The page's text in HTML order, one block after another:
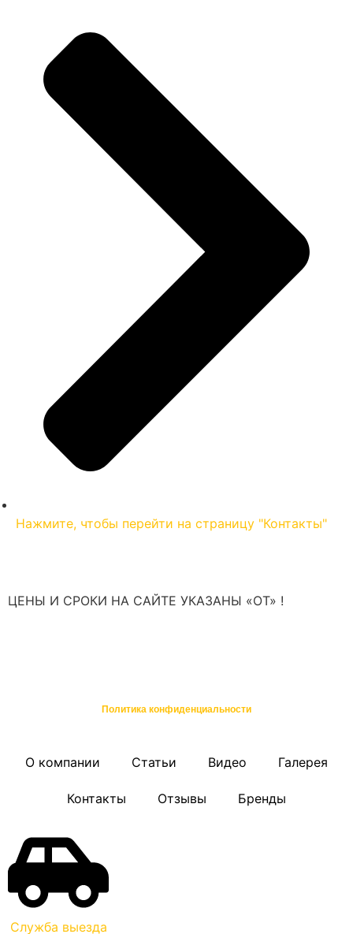
Нажмите, чтобы перейти на страницу "Контакты"
ЦЕНЫ И СРОКИ НА САЙТЕ УКАЗАНЫ «ОТ» !
Политика конфиденциальности
О компании Статьи Видео Галерея
Контакты Отзывы Бренды
Служба выезда